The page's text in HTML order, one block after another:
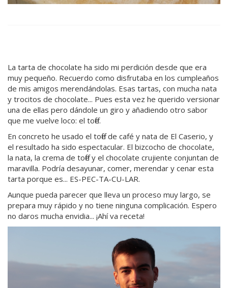
La tarta de chocolate ha sido mi perdición desde que era
muy pequeño. Recuerdo como disfrutaba en los cumpleaños
de mis amigos merendándolas. Esas tartas, con mucha nata
y trocitos de chocolate... Pues esta vez he querido versionar
una de ellas pero dándole un giro y añadiendo otro sabor
que me vuelve loco: el toffe.
En concreto he usado el toffe de café y nata de El Caserio, y
el resultado ha sido espectacular. El bizcocho de chocolate,
la nata, la crema de toffe y el chocolate crujiente conjuntan de
maravilla. Podría desayunar, comer, merendar y cenar esta
tarta porque es... ES-PEC-TA-CU-LAR.
Aunque pueda parecer que lleva un proceso muy largo, se
prepara muy rápido y no tiene ninguna complicación. Espero
no daros mucha envidia... ¡Ahí va receta!